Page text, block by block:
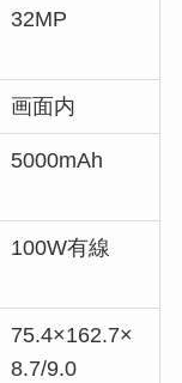
32MP
画面内
5000mAh
100W有線
75.4×162.7×
8.7/9.0